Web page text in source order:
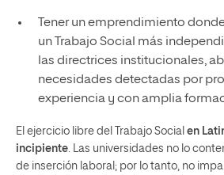
Tener un emprendimiento
un Trabajo Social más
las directrices institucionales,
necesidades detectadas por
experiencia y con amplia
El ejercicio libre del Trabajo Social en
incipiente. Las universidades no lo
de inserción laboral; por lo tanto, no